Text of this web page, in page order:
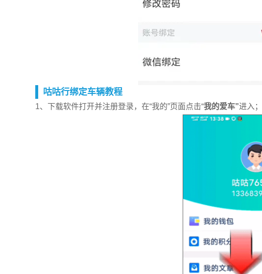
咕咕行绑定车辆教程
1、下载软件打开并注册登录，在“我的”页面点击“我的爱车”进入；